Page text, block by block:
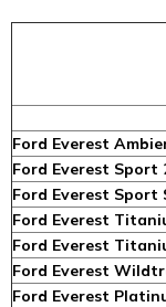
Ford Everest
Ford Everest Sport
Ford Everest Sport
Ford Everest
Ford Everest
Ford Everest
Ford Everest